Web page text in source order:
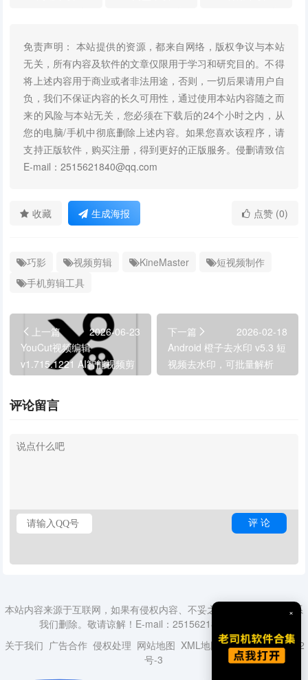
免责声明： 本站提供的资源，都来自网络，版权争议与本站
无关，所有内容及软件的文章仅限用于学习和研究目的。不得
将上述内容用于商业或者非法用途，否则，一切后果请用户自
负，我们不保证内容的长久可用性，通过使用本站内容随之而
来的风险与本站无关，您必须在下载后的24个小时之内，从
您的电脑/手机中彻底删除上述内容。如果您喜欢该程序，请
支持正版软件，购买注册，得到更好的正版服务。侵删请致信
E-mail：2515621840@qq.com
收藏 生成海报 点赞 (0)
巧影 视频剪辑 KineMaster
短视频制作
手机剪辑工具
上一篇
2026-06-23
YouCut视频编辑
v1.715.1221 AI智能视频剪
下一篇
2026-02-18
Android 橙子去水印 v5.3 短
视频去水印，可批量解析
评论留言
本站内容来源于互联网，如果有侵权内容、不妥之处，请第一时间联系
我们删除。敬请谅解！E-mail：2515621840@qq.com
关于我们 广告合作 侵权处理 网站地图 XML地图 蜀ICP备18014492
号-3
×